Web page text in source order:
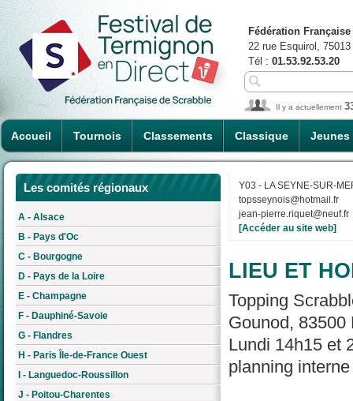
Accueil Tournois Classements Classique Jeunes
Fédération
22 rue Esquirol,
Tél : 01.53.92.53.20
Il y a actuellement
Les comités régionaux
A - Alsace
B - Pays d'Oc
C - Bourgogne
D - Pays de la Loire
E - Champagne
F - Dauphiné-Savoie
G - Flandres
H - Paris Île-de-France Ouest
I - Languedoc-Roussillon
J - Poitou-Charentes
Y03 - LA SEYNE-SUR-
topsseynois@hotmail.fr
jean-pierre.riquet@neuf.fr
[Accéder au site web]
LIEU ET
Topping
Gounod, 83500
Lundi 14h15 et
planning